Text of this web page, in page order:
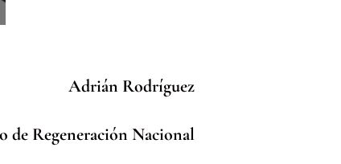
Adrián Rodríguez
Regeneración Nacional